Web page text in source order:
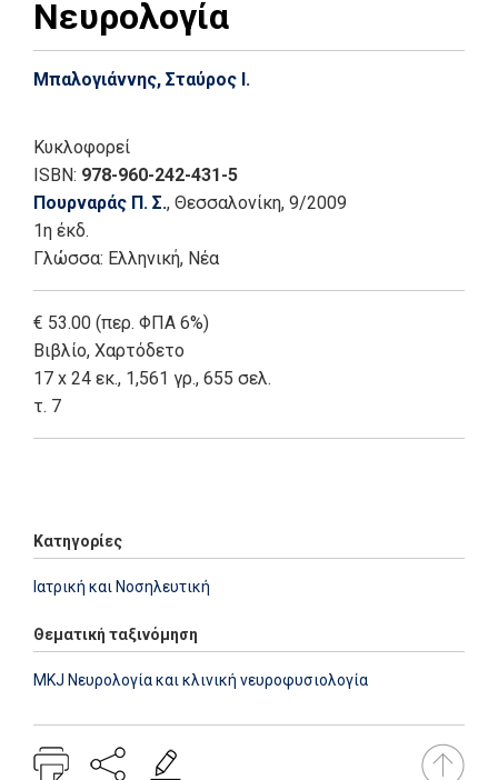
Νευρολογία
Μπαλογιάννης, Σταύρος Ι.
Κυκλοφορεί
ISBN: 978-960-242-431-5
Πουρναράς Π. Σ., Θεσσαλονίκη, 9/2009
1η έκδ.
Γλώσσα: Ελληνική, Νέα
€ 53.00 (περ. ΦΠΑ 6%)
Βιβλίο, Χαρτόδετο
17 x 24 εκ., 1,561 γρ., 655 σελ.
τ. 7
Κατηγορίες
Ιατρική και Νοσηλευτική
Θεματική ταξινόμηση
MKJ Νευρολογία και κλινική νευροφυσιολογία